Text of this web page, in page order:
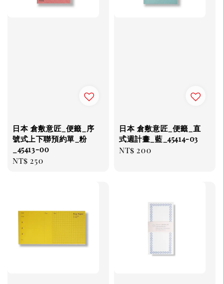
日本 倉敷意匠_便籤_序
號式上下聯預約單_粉
_45413-00
Regular
NT$ 250
日本 倉敷意匠_便籤_直
式週計畫_藍_45414-03
Regular
NT$ 200